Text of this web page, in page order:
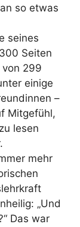
so etwas
seines
Seiten
299
einige
–
Mitgefühl,
lesen
mehr
„Und
Das war